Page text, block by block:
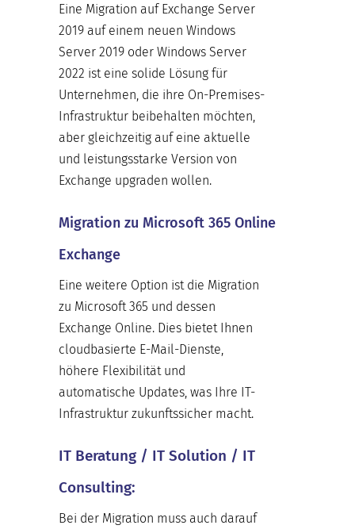
Eine Migration auf Exchange Server
2019 auf einem neuen Windows
Server 2019 oder Windows Server
2022 ist eine solide Lösung für
Unternehmen, die ihre On-Premises-
Infrastruktur beibehalten möchten,
aber gleichzeitig auf eine aktuelle
und leistungsstarke Version von
Exchange upgraden wollen.
Migration zu Microsoft 365 Online
Exchange
Eine weitere Option ist die Migration
zu Microsoft 365 und dessen
Exchange Online. Dies bietet Ihnen
cloudbasierte E-Mail-Dienste,
höhere Flexibilität und
automatische Updates, was Ihre IT-
Infrastruktur zukunftssicher macht.
IT Beratung / IT Solution / IT
Consulting:
Bei der Migration muss auch darauf